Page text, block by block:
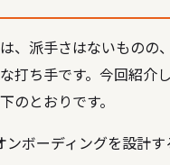
、派手さはないものの
打ち手です。今回紹介
のとおりです。
ンボーディングを設計す